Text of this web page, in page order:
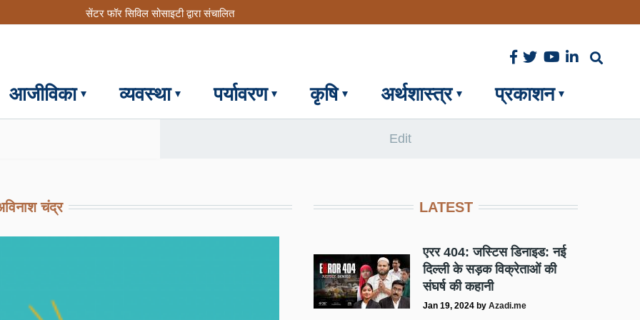
सेंटर फॉर सिविल सोसाइटी द्वारा संचालित
आजीविका व्यवस्था पर्यावरण कृषि अर्थशास्त्र प्रकाशन
Edit
चंद्र LATEST
एरर 404: जस्टिस डिनाइड: नई
दिल्ली के सड़क विक्रेताओं की
संघर्ष की कहानी
Jan 19, 2024 by Azadi.me